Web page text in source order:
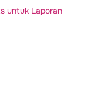
untuk Laporan